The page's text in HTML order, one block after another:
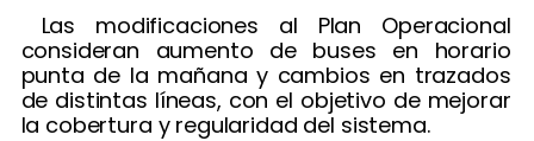
​ Las modificaciones al Plan Operacional
consideran aumento de buses en horario
punta de la mañana y cambios en trazados
de distintas líneas, con el objetivo de mejorar
la cobertura y regularidad del sistema.